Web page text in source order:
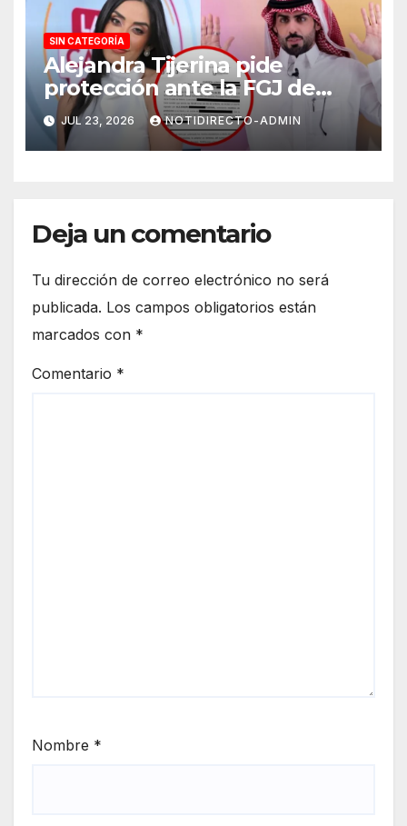
SIN CATEGORÍA
Alejandra Tijerina pide
protección ante la FGJ de
CdMx por vîolêncîa mediática
y psicológica de Masad
Altamimi, integrante de La
JUL 23, 2026 NOTIDIRECTO-ADMIN
Deja un comentario
Tu dirección de correo electrónico no será
publicada. Los campos obligatorios están
marcados con *
Comentario *
Nombre *